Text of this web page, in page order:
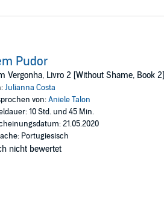
Pudor
Vergonha, Livro 2 [Without Shame, Book 2]
Julianna Costa
von:Aniele Talon
10 Std. und 45 Min.
21.05.2020
Portugiesisch
nicht bewertet